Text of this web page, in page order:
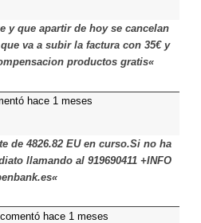
y que apartir de hoy se cancelan
va a subir la factura con 35€ y
productos gratis«
hace 1 meses
de 4826.82 EU en curso.Si no ha
llamando al 919690411 +INFO
hace 1 meses